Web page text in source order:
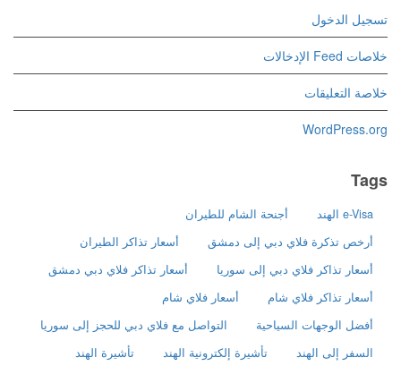
تسجيل الدخول
خلاصات Feed الإدخالات
خلاصة التعليقات
WordPress.org
Tags
e-Visa الهند
أجنحة الشام للطيران
أرخص تذكرة فلاي دبي إلى دمشق
أسعار تذاكر الطيران
أسعار تذاكر فلاي دبي إلى سوريا
أسعار تذاكر فلاي دبي دمشق
أسعار تذاكر فلاي شام
أسعار فلاي شام
أفضل الوجهات السياحية
التواصل مع فلاي دبي للحجز إلى سوريا
السفر إلى الهند
تأشيرة إلكترونية الهند
تأشيرة الهند